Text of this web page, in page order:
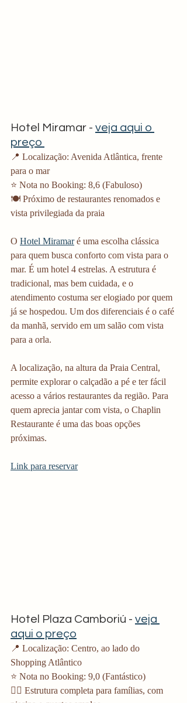
Hotel Miramar - veja aqui o
preço
📍 Localização: Avenida Atlântica, frente
para o mar
⭐ Nota no Booking: 8,6 (Fabuloso)
🍽️ Próximo de restaurantes renomados e
vista privilegiada da praia
O Hotel Miramar é uma escolha clássica
para quem busca conforto com vista para o
mar. É um hotel 4 estrelas. A estrutura é
tradicional, mas bem cuidada, e o
atendimento costuma ser elogiado por quem
já se hospedou. Um dos diferenciais é o café
da manhã, servido em um salão com vista
para a orla.
A localização, na altura da Praia Central,
permite explorar o calçadão a pé e ter fácil
acesso a vários restaurantes da região. Para
quem aprecia jantar com vista, o Chaplin
Restaurante é uma das boas opções
próximas.
Link para reservar
Hotel Plaza Camboriú - veja
aqui o preço
📍 Localização: Centro, ao lado do
Shopping Atlântico
⭐ Nota no Booking: 9,0 (Fantástico)
🏊‍♂️ Estrutura completa para famílias, com